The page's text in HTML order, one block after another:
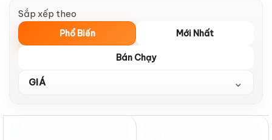
Sắp xếp theo
Phổ Biến Mới Nhất
Bán Chạy
GIÁ ⌄